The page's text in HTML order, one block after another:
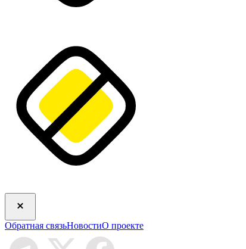
Обратная связьНовостиО проекте